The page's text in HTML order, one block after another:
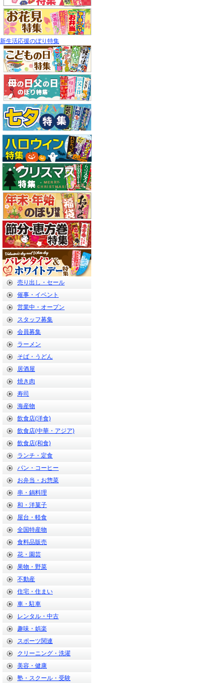
新生活応援のぼり特集
売り出し・セール
催事・イベント
営業中・オープン
スタッフ募集
会員募集
ラーメン
そば・うどん
居酒屋
焼き肉
寿司
海産物
飲食店(洋食)
飲食店(中華・アジア)
飲食店(和食)
ランチ・定食
パン・コーヒー
お弁当・お惣菜
串・鍋料理
和・洋菓子
屋台・軽食
全国特産物
食料品販売
花・園芸
果物・野菜
不動産
住宅・住まい
車・駐車
レンタル・中古
趣味・娯楽
スポーツ関連
クリーニング・洗濯
美容・健康
塾・スクール・受験